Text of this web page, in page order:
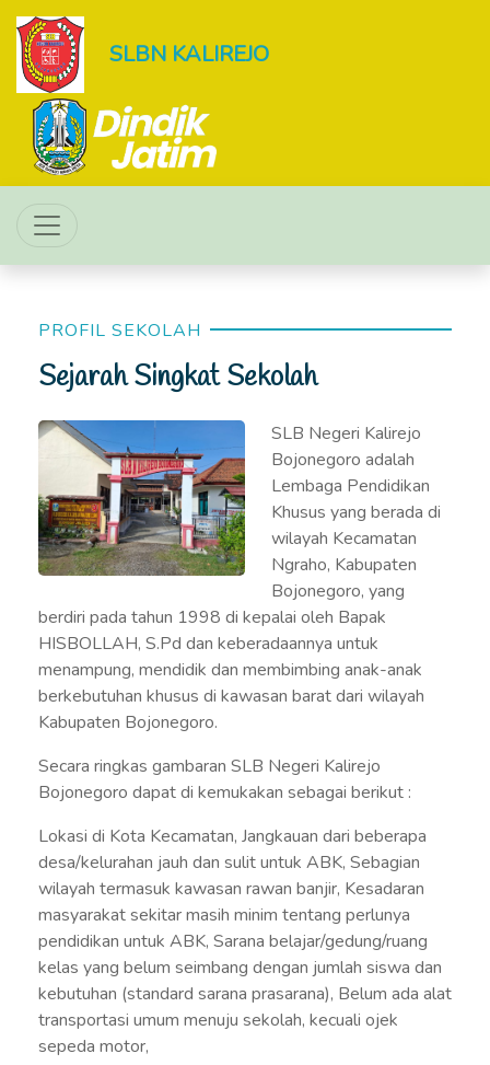
SLBN KALIREJO
PROFIL SEKOLAH
Sejarah Singkat Sekolah
SLB Negeri Kalirejo
Bojonegoro adalah
Lembaga Pendidikan
Khusus yang berada di
wilayah Kecamatan
Ngraho, Kabupaten
Bojonegoro, yang
berdiri pada tahun 1998 di kepalai oleh Bapak
HISBOLLAH, S.Pd dan keberadaannya untuk
menampung, mendidik dan membimbing anak-anak
berkebutuhan khusus di kawasan barat dari wilayah
Kabupaten Bojonegoro.
Secara ringkas gambaran SLB Negeri Kalirejo
Bojonegoro dapat di kemukakan sebagai berikut :
Lokasi di Kota Kecamatan, Jangkauan dari beberapa
desa/kelurahan jauh dan sulit untuk ABK, Sebagian
wilayah termasuk kawasan rawan banjir, Kesadaran
masyarakat sekitar masih minim tentang perlunya
pendidikan untuk ABK, Sarana belajar/gedung/ruang
kelas yang belum seimbang dengan jumlah siswa dan
kebutuhan (standard sarana prasarana), Belum ada alat
transportasi umum menuju sekolah, kecuali ojek
sepeda motor,